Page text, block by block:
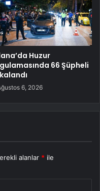
Huzur
66 Şüpheli
6, 2026
alanlar * ile